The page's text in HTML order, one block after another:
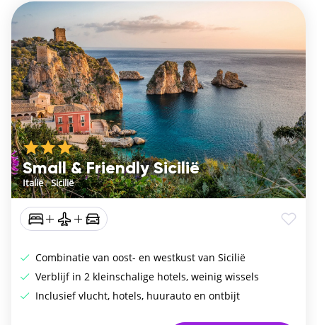
Small & Friendly Sicilië
Italië/Sicilië
Combinatie van oost- en westkust van Sicilië
Verblijf in 2 kleinschalige hotels, weinig wissels
Inclusief vlucht, hotels, huurauto en ontbijt